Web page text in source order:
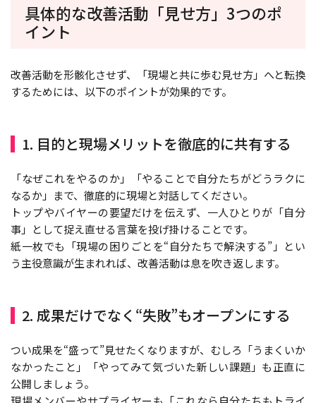
具体的な改善活動「見せ方」3つのポ
イント
改善活動を形骸化させず、「現場と共に歩む見せ方」へと転換
するためには、以下のポイントが効果的です。
1. 目的と現場メリットを徹底的に共有する
「なぜこれをやるのか」「やることで自分たちがどうラクに
なるか」まで、徹底的に現場と対話してください。
トップやバイヤーの要望だけを伝えず、一人ひとりが「自分
事」として捉え直せる言葉を投げ掛けることです。
紙一枚でも「現場の困りごとを“自分たちで解決する”」とい
う主役意識が生まれれば、改善活動は息を吹き返します。
2. 成果だけでなく“失敗”もオープンにする
つい成果を“盛って”見せたくなりますが、むしろ「うまくいか
なかったこと」「やってみて気づいた新しい課題」も正直に
公開しましょう。